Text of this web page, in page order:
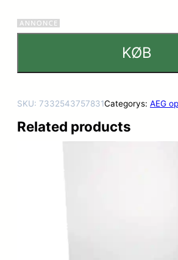
KØB
SKU: 7332543757831Categorys: AEG
Related products